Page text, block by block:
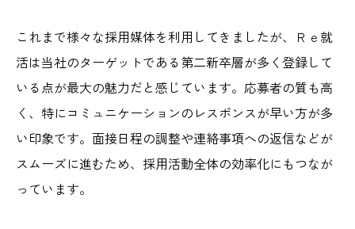
これまで様々な採用媒体を利用してきましたが、Ｒｅ就
活は当社のターゲットである第二新卒層が多く登録して
いる点が最大の魅力だと感じています。応募者の質も高
く、特にコミュニケーションのレスポンスが早い方が多
い印象です。 面接日程の調整や連絡事項への返信などが
スムーズに進むため、採用活動全体の効率化にもつなが
っています。